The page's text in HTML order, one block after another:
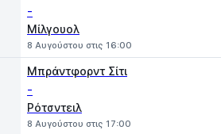
-
Μίλγουολ
8 Αυγούστου στις 16:00
Μπράντφορντ Σίτι
-
Ρότσντειλ
8 Αυγούστου στις 17:00